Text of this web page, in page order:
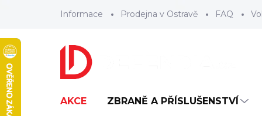
Informace Prodejna v Ostravě FAQ
AKCE ZBRANĚ A PŘÍSLUŠENSTVÍ